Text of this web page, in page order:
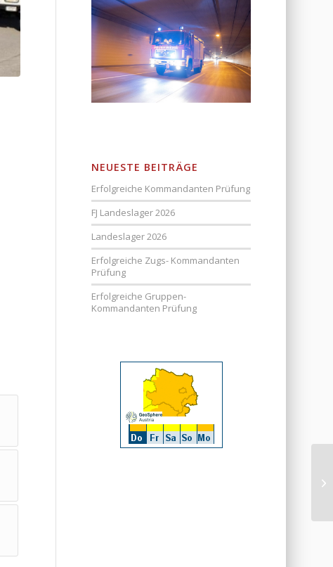
NEUESTE BEITRÄGE
Erfolgreiche Kommandanten Prüfung
FJ Landeslager 2026
Landeslager 2026
Erfolgreiche Zugs- Kommandanten
Prüfung
Erfolgreiche Gruppen-
Kommandanten Prüfung